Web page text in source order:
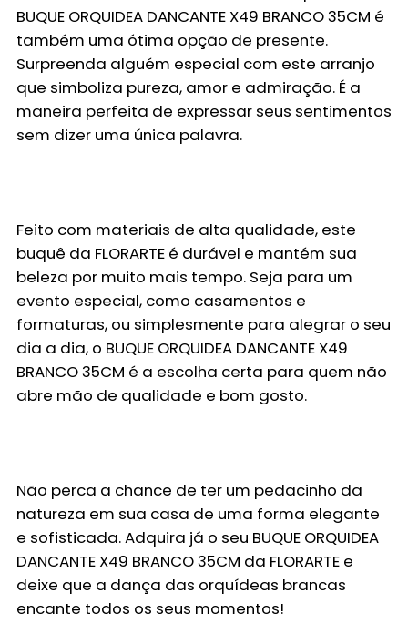
BUQUE ORQUIDEA DANCANTE X49 BRANCO 35CM é
também uma ótima opção de presente.
Surpreenda alguém especial com este arranjo
que simboliza pureza, amor e admiração. É a
maneira perfeita de expressar seus sentimentos
sem dizer uma única palavra.
Feito com materiais de alta qualidade, este
buquê da FLORARTE é durável e mantém sua
beleza por muito mais tempo. Seja para um
evento especial, como casamentos e
formaturas, ou simplesmente para alegrar o seu
dia a dia, o BUQUE ORQUIDEA DANCANTE X49
BRANCO 35CM é a escolha certa para quem não
abre mão de qualidade e bom gosto.
Não perca a chance de ter um pedacinho da
natureza em sua casa de uma forma elegante
e sofisticada. Adquira já o seu BUQUE ORQUIDEA
DANCANTE X49 BRANCO 35CM da FLORARTE e
deixe que a dança das orquídeas brancas
encante todos os seus momentos!